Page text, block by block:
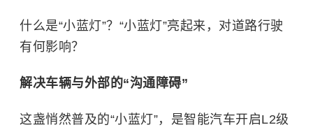
什么是“小蓝灯”？“小蓝灯”亮起来，对道路行驶
有何影响？
解决车辆与外部的“沟通障碍”
这盏悄然普及的“小蓝灯”，是智能汽车开启L2级